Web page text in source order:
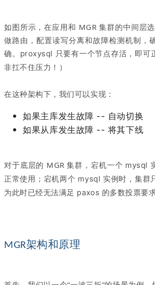
如图所示，在应用和 MGR 集群的中间层
做路由，配置读写分离和故障检测机制，
确。
proxysql 只要有一个节点存活，即可
非扛不住压力！）
在这种架构下，我们可以实现：
如果主库发生故障 -- 自动切换
如果从库发生故障 -- 将其下线
对于底层的 MGR 集群，宕机一个 mysql
正常使用；宕机两个 mysql 实例时，集群
为此时已经无法满足 paxos 的多数投票要求
MGR架构和原理